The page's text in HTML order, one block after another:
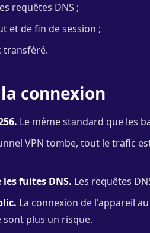
requêtes DNS ;
et de fin de session ;
transféré.
connexion
Le même standard que les
VPN tombe, tout le trafic
fuites DNS. Les requêtes
La connexion de l'appareil
sont plus un risque.